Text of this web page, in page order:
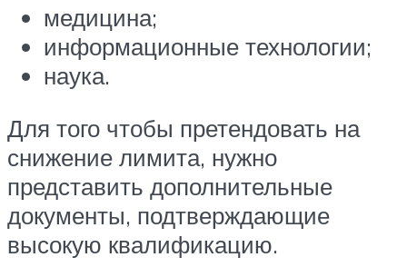
медицина;
информационные технологии;
наука.
Для того чтобы претендовать на
снижение лимита, нужно
представить дополнительные
документы, подтверждающие
высокую квалификацию.